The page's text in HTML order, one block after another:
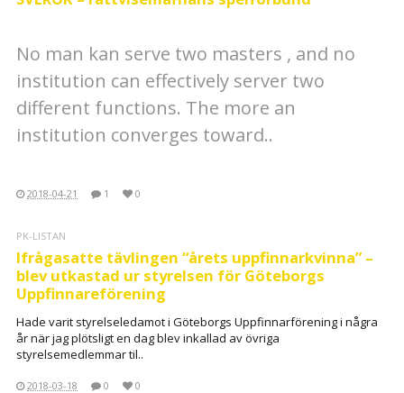
No man kan serve two masters , and no
institution can effectively server two
different functions. The more an
institution converges toward..
2018-04-21 1 0
PK-LISTAN
Ifrågasatte tävlingen “årets uppfinnarkvinna” –
blev utkastad ur styrelsen för Göteborgs
Uppfinnareförening
Hade varit styrelseledamot i Göteborgs Uppfinnarförening i några
år när jag plötsligt en dag blev inkallad av övriga
styrelsemedlemmar til..
2018-03-18 0 0